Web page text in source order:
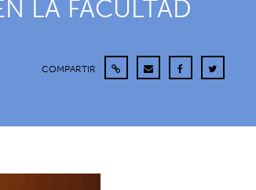
LA FACULTAD
COMPARTIR